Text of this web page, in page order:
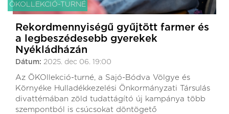
ÖKOLLEKCIÓ-TURNÉ
Rekordmennyiségű gyűjtött farmer és
a legbeszédesebb gyerekek
Nyékládházán
Dátum: 2025. dec 06. 19:00
Az ÖKOllekció-turné, a Sajó-Bódva Völgye és
Környéke Hulladékkezelési Önkormányzati Társulás
divattémában zöld tudattágító új kampánya több
szempontból is csúcsokat döntögető